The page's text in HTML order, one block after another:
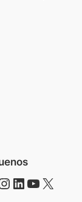
LinkedIn YouTube X